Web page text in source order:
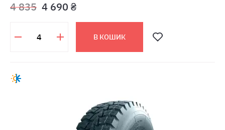
4 835 4 690 ₴
В КОШИК